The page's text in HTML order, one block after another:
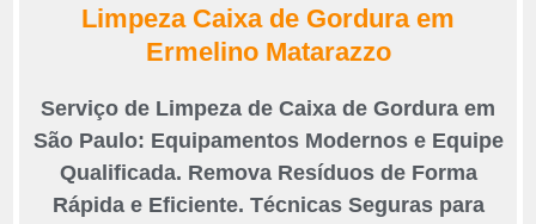
Limpeza Caixa de Gordura em
Ermelino Matarazzo
Serviço de Limpeza de Caixa de Gordura em
São Paulo: Equipamentos Modernos e Equipe
Qualificada. Remova Resíduos de Forma
Rápida e Eficiente. Técnicas Seguras para